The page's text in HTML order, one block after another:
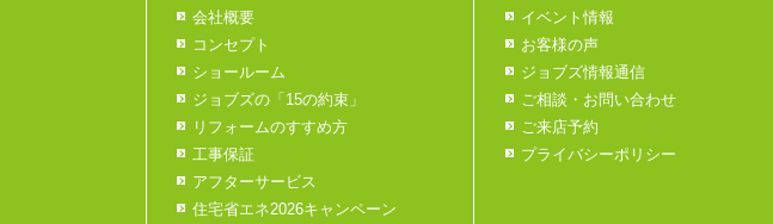
会社概要
コンセプト
ショールーム
ジョブズの「15の約束」
リフォームのすすめ方
工事保証
アフターサービス
住宅省エネ2026キャンペーン
イベント情報
お客様の声
ジョブズ情報通信
ご相談・お問い合わせ
ご来店予約
プライバシーポリシー